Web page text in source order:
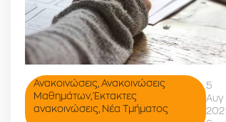
Ανακοινώσεις Ανακοινώσεις
Μαθημάτων,Έκτακτες
ανακοινώσεις
Νέα Τμήματος
5
Αυγ
202